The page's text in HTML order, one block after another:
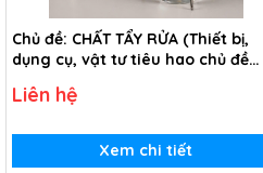
Chủ đề: CHẤT TẨY RỬA (Thiết bị,
dụng cụ, vật tư tiêu hao chủ đề
Liên hệ
Xem chi tiết